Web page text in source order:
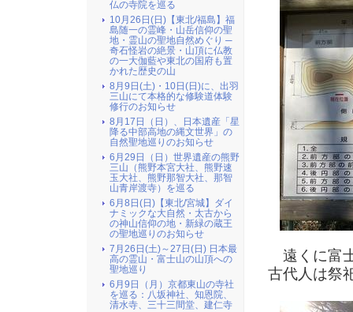
遠くに富
古代人は祭
仏の寺院を巡る
10月26日(日)【東北/福島】福
島随一の霊峰・山岳信仰の聖
地・霊山の聖地自然めぐり ─
奇石怪岩の絶景・山頂に仏教
の一大伽藍や東北の国府も置
かれた歴史の山
8月9日(土)・10日(日)に、出羽
三山にて本格的な修験道体験
修行のお知らせ
8月17日（日）、日本遺産「星
降る中部高地の縄文世界」の
自然聖地巡りのお知らせ
6月29日（日）世界遺産の熊野
三山（熊野本宮大社、熊野速
玉大社、熊野那智大社、那智
山青岸渡寺）を巡る
6月8日(日)【東北/宮城】ダイ
ナミックな大自然・太古から
の神山信仰の地・新緑の蔵王
の聖地巡りのお知らせ
7月26日(土)～27日(日) 日本最
高の霊山・富士山の山頂への
聖地巡り
6月9日（月）京都東山の寺社
を巡る：八坂神社、知恩院、
清水寺、三十三間堂、建仁寺